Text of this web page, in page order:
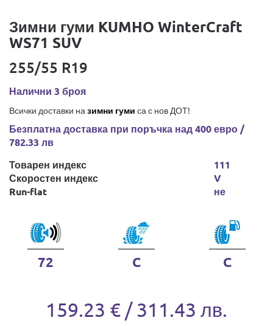
Зимни гуми KUMHO WinterCraft
WS71 SUV
255/55 R19
Налични 3 броя
Всички доставки на зимни гуми са с нов ДОТ!
Безплатна доставка при поръчка над 400 евро /
782.33 лв
Товарен индекс
Скоростен индекс
Run-flat
111
V
не
72 C C
159.23 € / 311.43 лв.